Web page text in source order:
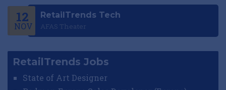
12
NOV
RetailTrends Tech
AFAS Theater
RetailTrends Jobs
State of Art Designer